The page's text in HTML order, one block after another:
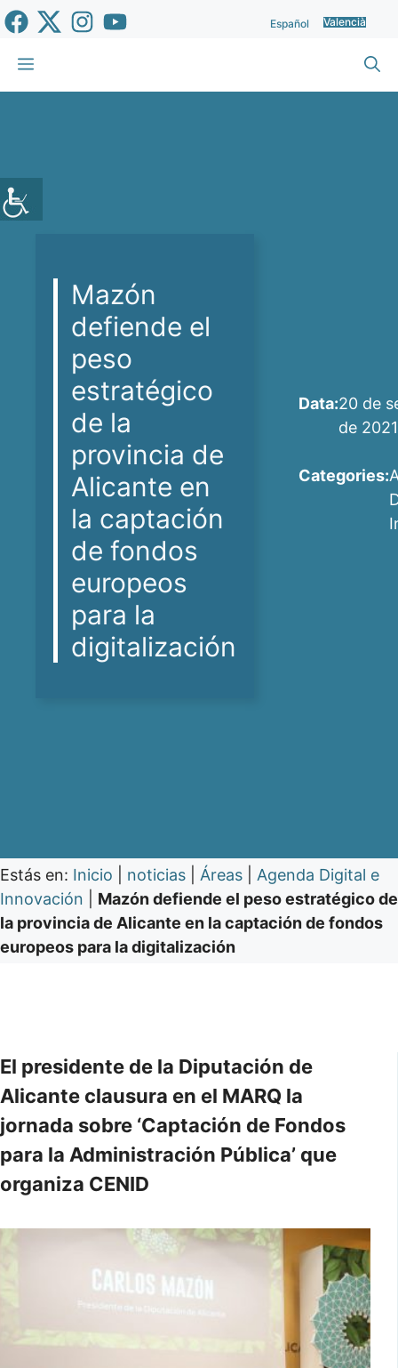
Vés
al
contingut
Español Valencià
Menu
Mazón
defiende el
peso
estratégico
de la
provincia de
Alicante en
la captación
de fondos
europeos
para la
digitalización
Data:20 de
de 2021
Categories:
Estás en: Inicio noticias Áreas
Agenda Digital e
Innovación
Mazón defiende el peso estratégico de
la provincia de Alicante en la captación de fondos
europeos para la digitalización
El presidente de la Diputación de
Alicante clausura en el MARQ la
jornada sobre ‘Captación de Fondos
para la Administración Pública’ que
organiza CENID